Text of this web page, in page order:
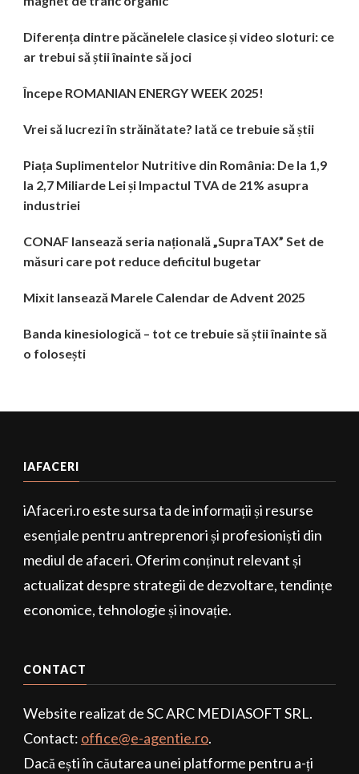
Diferența dintre păcănelele clasice și video sloturi: ce
ar trebui să știi înainte să joci
Începe ROMANIAN ENERGY WEEK 2025!
Vrei să lucrezi în străinătate? Iată ce trebuie să știi
Piața Suplimentelor Nutritive din România: De la 1,9
la 2,7 Miliarde Lei și Impactul TVA de 21% asupra
industriei
CONAF lansează seria națională „SupraTAX” Set de
măsuri care pot reduce deficitul bugetar
Mixit lansează Marele Calendar de Advent 2025
Banda kinesiologică – tot ce trebuie să știi înainte să
o folosești
IAFACERI
iAfaceri.ro este sursa ta de informații și resurse
esențiale pentru antreprenori și profesioniști din
mediul de afaceri. Oferim conținut relevant și
actualizat despre strategii de dezvoltare, tendințe
economice, tehnologie și inovație.
CONTACT
Website realizat de SC ARC MEDIASOFT SRL.
Contact: office@e-agentie.ro.
Dacă ești în căutarea unei platforme pentru a-ți